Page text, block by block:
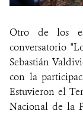
Otro de los
conversatorio
Sebastián
con la
Estuvieron el
Nacional de la